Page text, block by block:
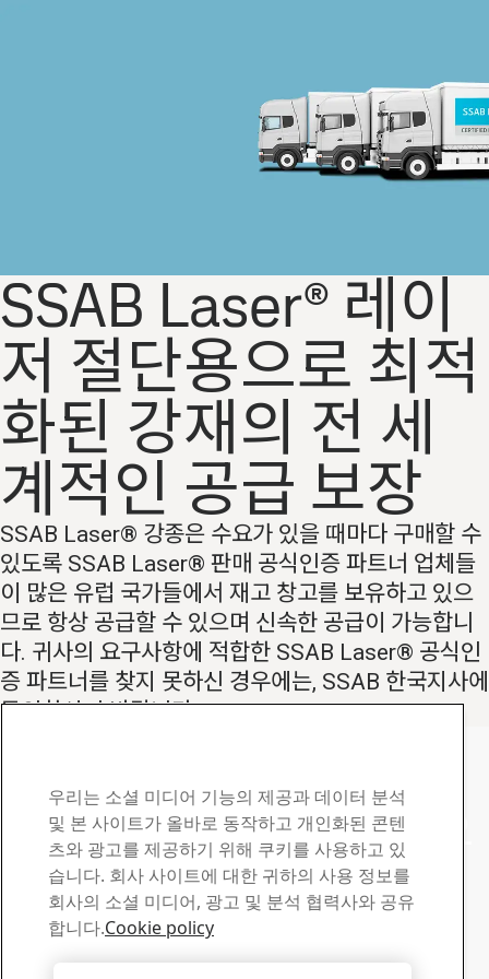
SSAB Laser® 레이
저 절단용으로 최적
화된 강재의 전 세
계적인 공급 보장
SSAB Laser® 강종은 수요가 있을 때마다 구매할 수
있도록 SSAB Laser® 판매 공식인증 파트너 업체들
이 많은 유럽 국가들에서 재고 창고를 보유하고 있으
므로 항상 공급할 수 있으며 신속한 공급이 가능합니
다. 귀사의 요구사항에 적합한 SSAB Laser® 공식인
증 파트너를 찾지 못하신 경우에는, SSAB 한국지사에
문의하시기 바랍니다.
SSAB Laser 연락처
질문이나 문의 사항이 있으
시면 연락 주십시오
다운로드 센터
우리는 소셜 미디어 기능의 제공과 데이터 분석
및 본 사이트가 올바로 동작하고 개인화된 콘텐
츠와 광고를 제공하기 위해 쿠키를 사용하고 있
습니다. 회사 사이트에 대한 귀하의 사용 정보를
회사의 소셜 미디어, 광고 및 분석 협력사와 공유
합니다.Cookie policy